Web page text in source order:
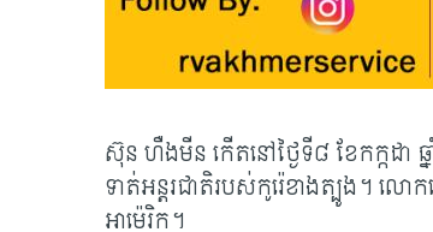
ស៊ុន ហឺងមីន កើតនៅថ្ងៃទី៨ ខែកក្កដ
ទាត់អន្តរជាតិរបស់កូរ៉េខាងត្បូង។ ល
អាម៉េរិក។